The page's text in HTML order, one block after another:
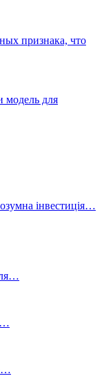
признака, что
модель для
інвестиція…